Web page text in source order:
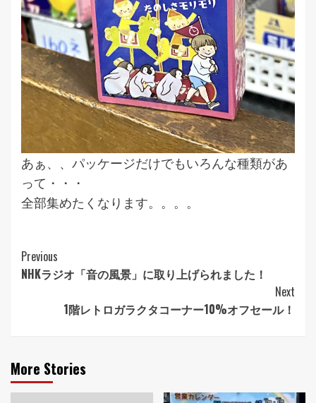
あぁ、、パッケージだけでもいろんな種類があ
って・・・
全部集めたくなります。。。。
Continue
Reading
Previous
NHKラジオ「音の風景」に取り上げられました！
Next
1階レトロガラクタコーナー10%オフセール！
More Stories